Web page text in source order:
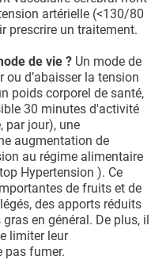
artérielle (<130/80
prescrire un traitement.
de vie ? Un mode de
d’abaisser la tension
poids corporel de santé,
30 minutes d'activité
par jour), une
augmentation de
au régime alimentaire
Hypertension ). Ce
de fruits et de
des apports réduits
en général. De plus, il
limiter leur
pas fumer.